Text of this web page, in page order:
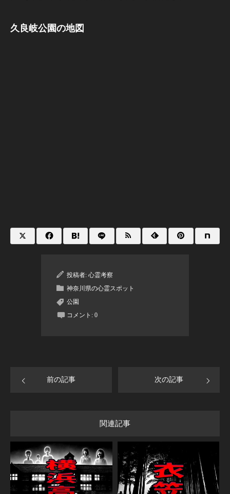
久良岐公園の地図
投稿者: 心霊考察
神奈川県の心霊スポット
公園
コメント: 0
前の記事 次の記事
関連記事